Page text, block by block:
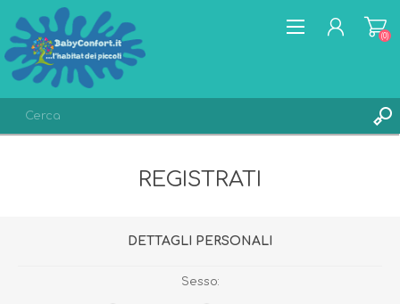
(0)
REGISTRATI
DETTAGLI PERSONALI
Sesso: